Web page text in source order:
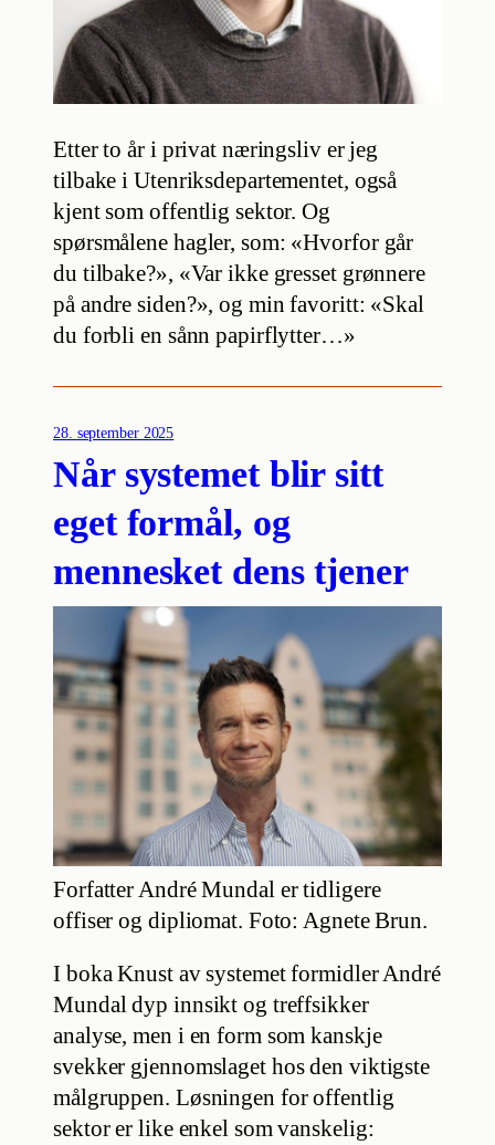
Etter to år i privat næringsliv er jeg
tilbake i Utenriksdepartementet, også
kjent som offentlig sektor. Og
spørsmålene hagler, som: «Hvorfor går
du tilbake?», «Var ikke gresset grønnere
på andre siden?», og min favoritt: «Skal
du forbli en sånn papirflytter…»
28. september 2025
Når systemet blir sitt
eget formål, og
mennesket dens tjener
Forfatter André Mundal er tidligere
offiser og dipliomat. Foto: Agnete Brun.
I boka Knust av systemet formidler André
Mundal dyp innsikt og treffsikker
analyse, men i en form som kanskje
svekker gjennomslaget hos den viktigste
målgruppen. Løsningen for offentlig
sektor er like enkel som vanskelig: